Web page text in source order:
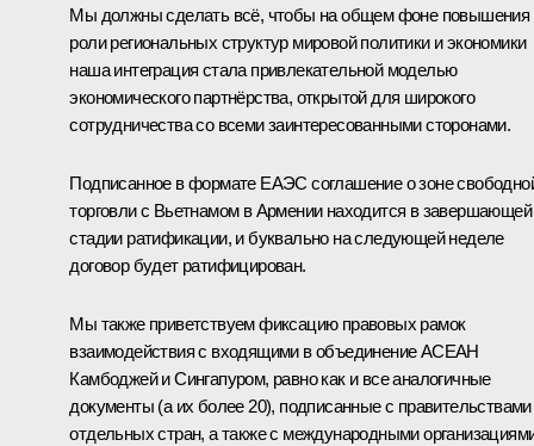
Мы должны сделать всё, чтобы на общем фоне повышения
роли региональных структур мировой политики и экономики
наша интеграция стала привлекательной моделью
экономического партнёрства, открытой для широкого
сотрудничества со всеми заинтересованными сторонами.
Подписанное в формате ЕАЭС соглашение о зоне
торговли с Вьетнамом в Армении находится в завершающей
стадии ратификации, и буквально на следующей неделе
договор будет ратифицирован.
Мы также приветствуем фиксацию правовых рамок
взаимодействия с входящими в объединение АСЕАН
Камбоджей и Сингапуром, равно как и все аналогичные
документы (а их более 20), подписанные с правительствами
отдельных стран, а также с международными